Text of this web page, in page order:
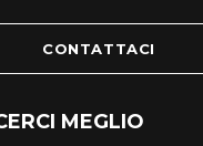
CONTATTACI
MEGLIO